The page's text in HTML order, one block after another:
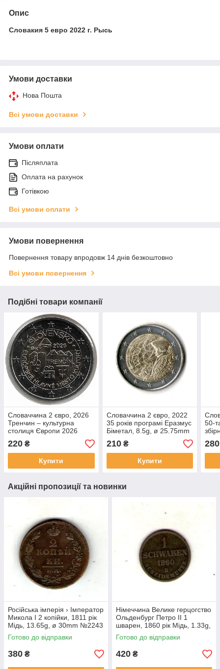
Опис
Словакия 5 евро 2022 г. Рысь
Умови доставки
Нова Пошта
Всі умови доставки
Умови оплати
Післяплата
Оплата на рахунок
Готівкою
Всі умови оплати
Умови повернення
Повернення товару впродовж 14 днів безкоштовно
Всі умови повернення
Подібні товари компанії
Словаччина 2 євро, 2026
Тренчин – культурна
столиця Європи 2026
№503
220 ₴
Купити
Словаччина 2 євро, 2022
35 років програмі Еразмус
Біметал, 8.5g, ø 25.75mm
№233
210₴
Купити
50-
280
Акційні пропозиції та новинки
Російська імперія › Iмператор
Микола I 2 копійки, 1811 рік
Мідь, 13.65g, ø 30mm №2243
Готово до відправки
380 ₴
Німеччина Велике герцогство
Ольденбург Петро ІІ 1
шварен, 1860 рік Мідь, 1.33g,
ø 16.5mm №2013
Готово до відправки
420 ₴